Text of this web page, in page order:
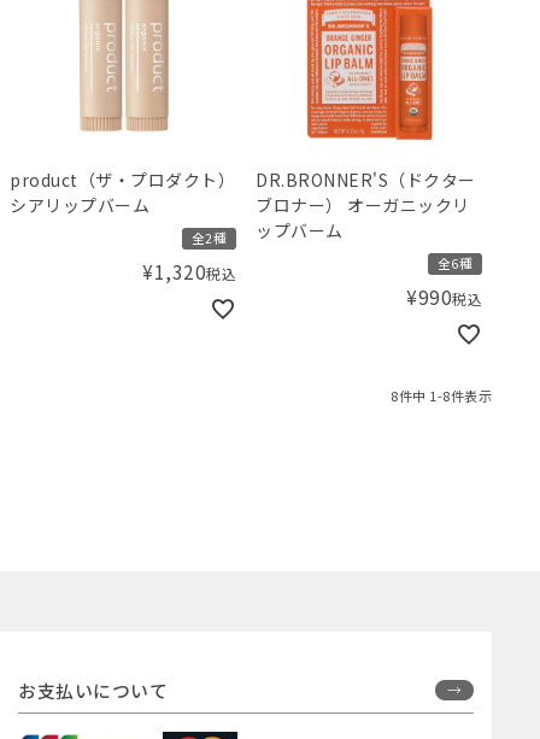
product（ザ・プロダクト）
シアリップバーム
全2種
¥1,320税込
DR.BRONNER'S（ドクター
ブロナー） オーガニックリ
ップバーム
全6種
¥990税込
8件中 1-8件表示
お支払いについて